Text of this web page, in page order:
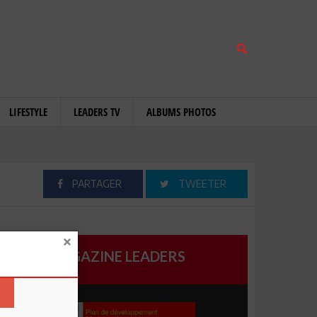
LIFESTYLE LEADERS TV ALBUMS PHOTOS
PARTAGER TWEETER
MAGAZINE LEADERS